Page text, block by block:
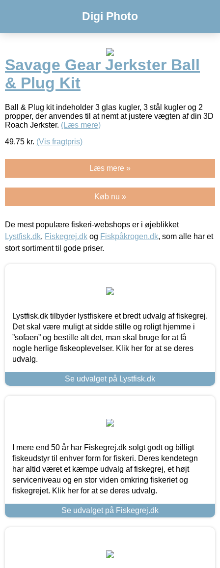
Digi Photo
Savage Gear Jerkster Ball
& Plug Kit
Ball & Plug kit indeholder 3 glas kugler, 3 stål kugler og 2
propper, der anvendes til at nemt at justere vægten af din 3D
Roach Jerkster. (Læs mere)
49.75 kr. (Vis fragtpris)
Læs mere »
Køb nu »
De mest populære fiskeri-webshops er i øjeblikket
Lystfisk.dk, Fiskegrej.dk og Fiskpåkrogen.dk, som alle har et
stort sortiment til gode priser.
Lystfisk.dk tilbyder lystfiskere et bredt udvalg af fiskegrej.
Det skal være muligt at sidde stille og roligt hjemme i
”sofaen” og bestille alt det, man skal bruge for at få
nogle herlige fiskeoplevelser. Klik her for at se deres
udvalg.
Se udvalget på Lystfisk.dk
I mere end 50 år har Fiskegrej.dk solgt godt og billigt
fiskeudstyr til enhver form for fiskeri. Deres kendetegn
har altid været et kæmpe udvalg af fiskegrej, et højt
serviceniveau og en stor viden omkring fiskeriet og
fiskegrejet. Klik her for at se deres udvalg.
Se udvalget på Fiskegrej.dk